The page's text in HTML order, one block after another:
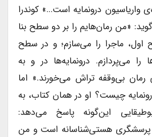
واریاسیون درونمایه است…» کوندرا
«من رمان‌هایم را بر دو سطح بنا
ماجرا را می‌سازم؛ و در سطح
را می‌پردازم. درونمایه‌ها در و به
بی‌وقفه تراش می‌خورند.» اما
چیست؟ او در همان کتاب، به
این‌گونه پاسخ می‌دهد:
پرسشگری هستی‌شناسانه است و من